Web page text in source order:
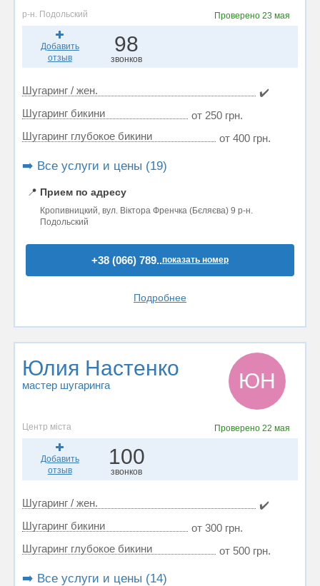
р-н. Подольский Проверено 23 мая
Добавить
отзыв
98
звонков
Шугаринг / жен.
✔️
Шугаринг бикини
от 250 грн.
Шугаринг глубокое бикини
от 400 грн.
➡️ Все услуги и цены (19)
📍 Прием по адресу
Кропивницкий, вул. Віктора Френчка (Бєляєва) 9 р-н.
Подольский
+38 (066) 789..показать номер
Подробнее
Юлия Настенко
мастер шугаринга ЮН
Центр міста Проверено 22 мая
Добавить
отзыв
100
звонков
Шугаринг / жен.
✔️
Шугаринг бикини
от 300 грн.
Шугаринг глубокое бикини
от 500 грн.
➡️ Все услуги и цены (14)